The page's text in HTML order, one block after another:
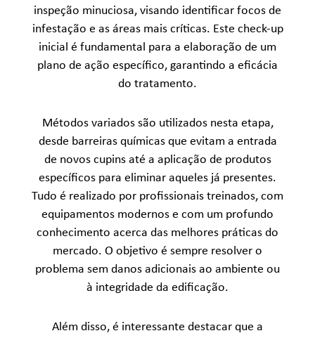
inspeção minuciosa, visando identificar focos de
infestação e as áreas mais críticas. Este check-up
inicial é fundamental para a elaboração de um
plano de ação específico, garantindo a eficácia
do tratamento.
Métodos variados são utilizados nesta etapa,
desde barreiras químicas que evitam a entrada
de novos cupins até a aplicação de produtos
específicos para eliminar aqueles já presentes.
Tudo é realizado por profissionais treinados, com
equipamentos modernos e com um profundo
conhecimento acerca das melhores práticas do
mercado. O objetivo é sempre resolver o
problema sem danos adicionais ao ambiente ou
à integridade da edificação.
Além disso, é interessante destacar que a